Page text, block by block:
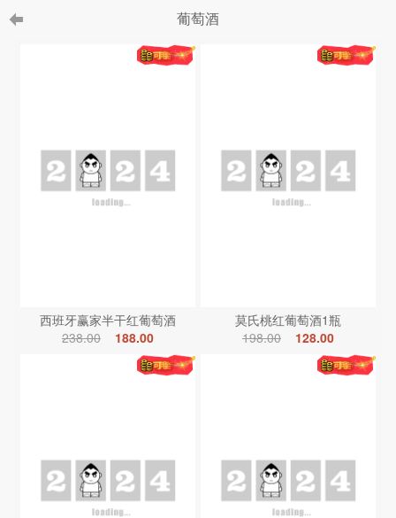
葡萄酒
西班牙赢家半干红葡萄酒
238.00
188.00
莫氏桃红葡萄酒1瓶
198.00
128.00